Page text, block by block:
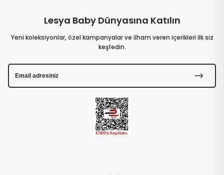
Lesya Baby Dünyasına Katılın
Yeni koleksiyonlar, özel kampanyalar ve ilham veren içerikleri ilk siz
keşfedin.